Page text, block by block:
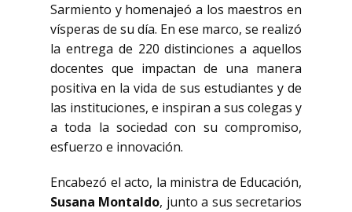
Sarmiento y homenajeó a los maestros en
vísperas de su día. En ese marco, se realizó
la entrega de 220 distinciones a aquellos
docentes que impactan de una manera
positiva en la vida de sus estudiantes y de
las instituciones, e inspiran a sus colegas y
a toda la sociedad con su compromiso,
esfuerzo e innovación.
Encabezó el acto, la ministra de Educación,
Susana Montaldo, junto a sus secretarios